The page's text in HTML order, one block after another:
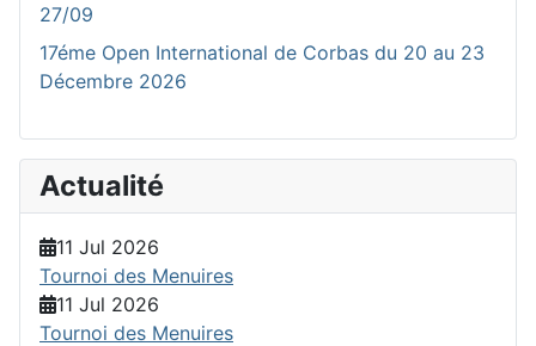
27/09
17éme Open International de Corbas du 20 au 23
Décembre 2026
Actualité
11 Jul 2026
Tournoi des Menuires
11 Jul 2026
Tournoi des Menuires